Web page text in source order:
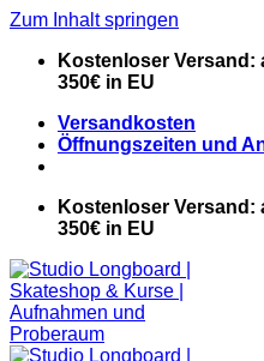
Zum Inhalt springen
Kostenloser Versand:
350€ in EU
Versandkosten
Öffnungszeiten und
Kostenloser Versand:
350€ in EU